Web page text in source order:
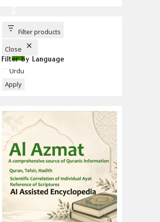
T
T
Filter products
Close
Filter by Language
Language
Urdu
Apply